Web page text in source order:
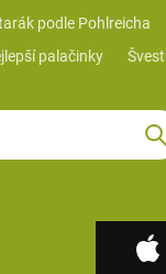
podle Pohlreicha
palačinky